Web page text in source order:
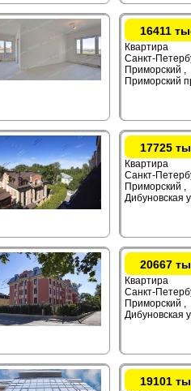
16411
Квартира
Санкт-
Приморский ,
Приморский
17725
Квартира
Санкт-
Приморский ,
Дибуновская
20667
Квартира
Санкт-
Приморский ,
Дибуновская
19101